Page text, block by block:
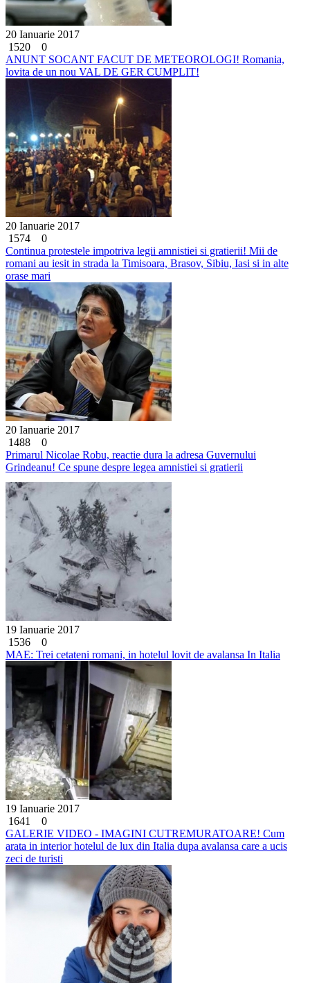
20 Ianuarie 2017
1520
0
ANUNT SOCANT FACUT DE METEOROLOGI! Romania,
lovita de un nou VAL DE GER CUMPLIT!
20 Ianuarie 2017
1574
0
Continua protestele impotriva legii amnistiei si gratierii! Mii de
romani au iesit in strada la Timisoara, Brasov, Sibiu, Iasi si in alte
orase mari
20 Ianuarie 2017
1488
0
Primarul Nicolae Robu, reactie dura la adresa Guvernului
Grindeanu! Ce spune despre legea amnistiei si gratierii
19 Ianuarie 2017
1536
0
MAE: Trei cetateni romani, in hotelul lovit de avalansa In Italia
19 Ianuarie 2017
1641
0
GALERIE VIDEO - IMAGINI CUTREMURATOARE! Cum
arata in interior hotelul de lux din Italia dupa avalansa care a ucis
zeci de turisti